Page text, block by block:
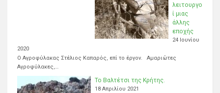
λειτουργο
ί μιας
άλλης
εποχής
24 Ιουνίου
2020
Ο Αγροφύλακας Στέλιος Καπαρός, επί το έργον. Αμαριώτες
Αγροφύλακες,…
Το Βαλτέτσι της Κρήτης.
18 Απριλίου 2021